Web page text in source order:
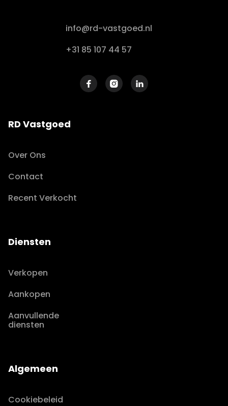
info@rd-vastgoed.nl
+31 85 107 44 57
  
RD Vastgoed
Over Ons
Contact
Recent Verkocht
Diensten
Verkopen
Aankopen
Aanvullende
diensten
Algemeen
Cookiebeleid